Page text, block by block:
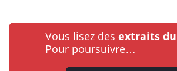
Vous lisez des extraits
Pour poursuivre…